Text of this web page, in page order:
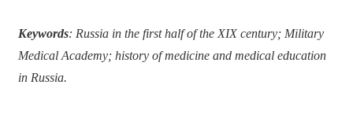
Keywords: Russia in the first half of the XIX century; Military
Medical Academy; history of medicine and medical education
in Russia.